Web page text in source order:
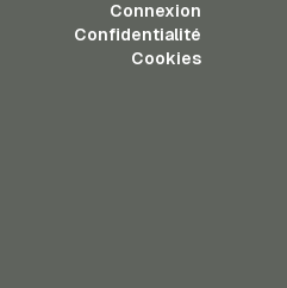
Connexion
Confidentialité
Cookies